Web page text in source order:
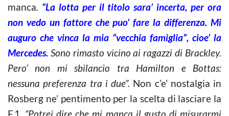
manca. “La lotta per il titolo sara’ incerta, per ora
non vedo un fattore che puo’ fare la differenza. Mi
auguro che vinca la mia “vecchia famiglia”, cioe’ la
Mercedes. Sono rimasto vicino ai ragazzi di Brackley.
Pero’ non mi sbilancio tra Hamilton e Bottas:
nessuna preferenza tra i due”. Non c’e’ nostalgia in
Rosberg ne’ pentimento per la scelta di lasciare la